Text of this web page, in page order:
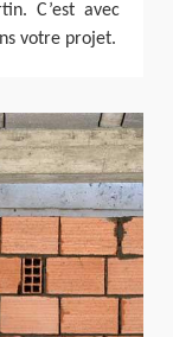
C’est avec
votre projet.